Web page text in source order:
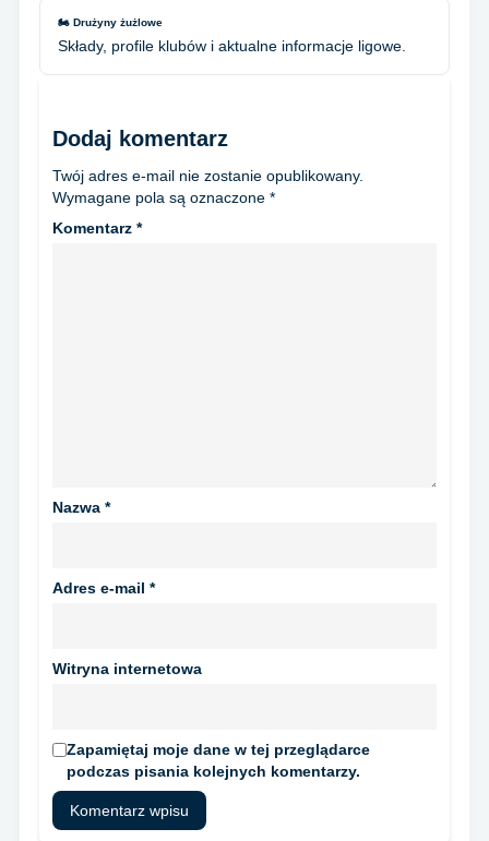
🏍️ Drużyny żużlowe
Składy, profile klubów i aktualne informacje ligowe.
Dodaj komentarz
Twój adres e-mail nie zostanie opublikowany.
Wymagane pola są oznaczone *
Komentarz *
Nazwa *
Adres e-mail *
Witryna internetowa
Zapamiętaj moje dane w tej przeglądarce
podczas pisania kolejnych komentarzy.